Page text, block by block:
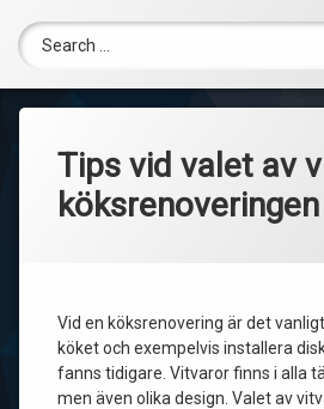
Tips vid valet av
köksrenoveringen
Vid en köksrenovering är det
köket och exempelvis installera
fanns tidigare. Vitvaror finns i alla
men även olika design. Valet av